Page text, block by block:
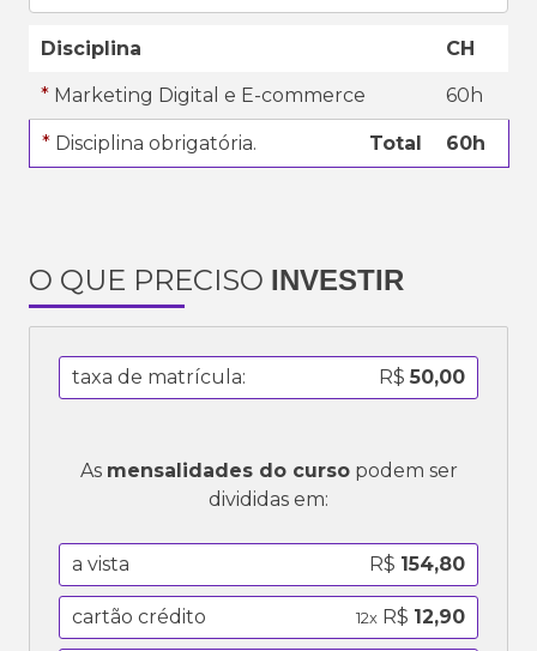
Disciplina CH
* Marketing Digital e E-commerce 60h
* Disciplina obrigatória. Total 60h
O QUE PRECISO INVESTIR
taxa de matrícula: R$ 50,00
As mensalidades do cursopodem ser
divididas em:
a vista R$ 154,80
cartão crédito 12x R$ 12,90